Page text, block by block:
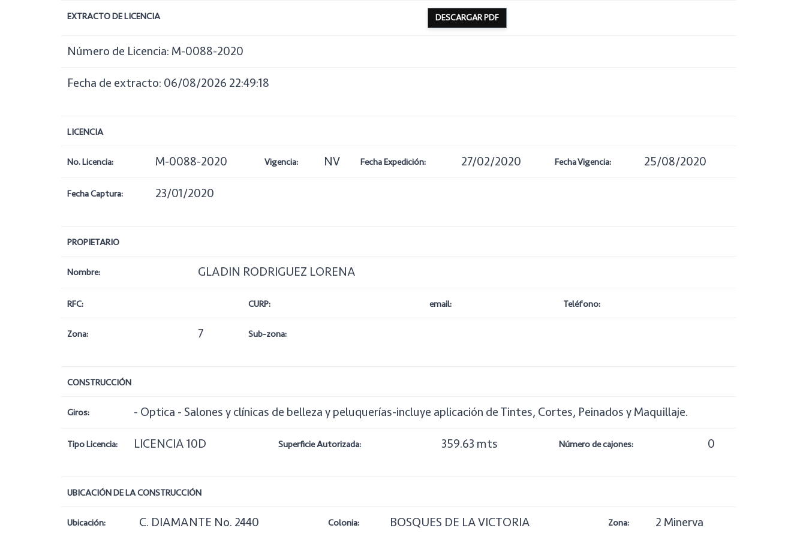
EXTRACTO DE LICENCIA DESCARGAR PDF
Número de Licencia: M-0088-2020
Fecha de extracto: 06/08/2026 22:49:18
LICENCIA
No. Licencia: M-0088-2020 Vigencia: NV Fecha Expedición: 27/02/2020 Fecha Vigencia: 25/08/2020
Fecha Captura: 23/01/2020
PROPIETARIO
Nombre: GLADIN RODRIGUEZ LORENA
RFC: CURP: email: Teléfono:
Zona: 7 Sub-zona:
CONSTRUCCIÓN
Giros: - Optica - Salones y clínicas de belleza y peluquerías-incluye aplicación de Tintes, Cortes, Peinados y Maquillaje.
Tipo Licencia: LICENCIA 10D Superficie Autorizada: 359.63 mts Número de cajones: 0
UBICACIÓN DE LA CONSTRUCCIÓN
Ubicación: C. DIAMANTE No. 2440 Colonia: BOSQUES DE LA VICTORIA Zona: 2 Minerva